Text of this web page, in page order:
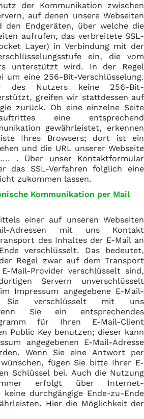
der Kommunikation zwischen
auf denen unsere Webseiten
den Endgeräten, über welche die
aufrufen, das verbreitete SSL-
Layer) in Verbindung mit der
ein, die vom
unterstützt wird. In der Regel
um eine 256-Bit-Verschlüsselung.
des Nutzers keine 256-Bit-
greifen wir stattdessen auf
zurück. Ob eine einzelne Seite
eine entsprechend
gewährleistet, erkennen
Ihres Browsers; dort ist ein
und die URL unserer Webseite
. Über unser Kontaktformular
das SSL-Verfahren folglich eine
zukommen lassen.
Kommunikation per Mail
einer auf unseren Webseiten
Adressen mit uns Kontakt
des Inhaltes der E-Mail an
verschlüsselt. Das bedeutet,
Regel zwar auf dem Transport
Mail-Provider verschlüsselt sind,
Servern unverschlüsselt
Impressum angegebene E-Mail-
Sie verschlüsselt mit uns
Sie ein entsprechendes
für Ihren E-Mail-Client
Public Key benutzen; dieser kann
angegebenen E-Mail-Adresse
Wenn Sie eine Antwort per
fügen Sie bitte Ihrer E-
Schlüssel bei. Auch die Nutzung
erfolgt über Internet-
durchgängige Ende-zu-Ende
Hier die Möglichkeit der